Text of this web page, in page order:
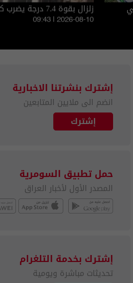
زلزال بقوة 7.4 درجة يضرب كولومبيا
09:43 | 2026-08-10
إشترك بنشرتنا الاخبارية
انضم الى ملايين المتابعين
إشترك
حمل تطبيق السومرية
المصدر الأول لأخبار العراق
إشترك بخدمة التلغرام
تحديثات مباشرة ويومية